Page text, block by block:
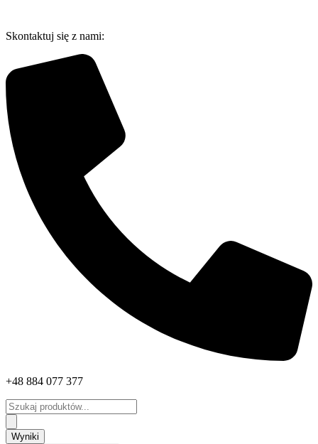
treści
Skontaktuj się z nami:
+48 884 077 377
Search
...
Wyniki